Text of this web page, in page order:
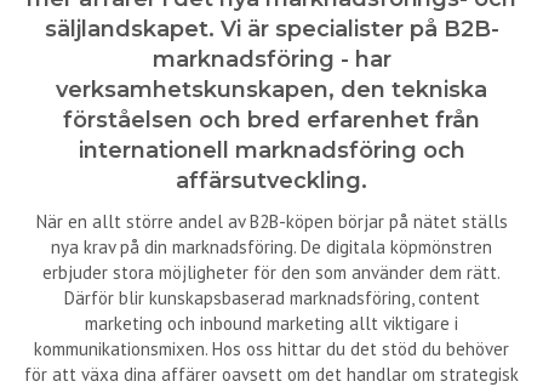
säljlandskapet. Vi är specialister på B2B-
marknadsföring - har
verksamhetskunskapen, den tekniska
förståelsen och bred erfarenhet från
internationell marknadsföring och
affärsutveckling.
När en allt större andel av B2B-köpen börjar på nätet ställs
nya krav på din marknadsföring. De digitala köpmönstren
erbjuder stora möjligheter för den som använder dem rätt.
Därför blir kunskapsbaserad marknadsföring, content
marketing och inbound marketing allt viktigare i
kommunikationsmixen. Hos oss hittar du det stöd du behöver
för att växa dina affärer oavsett om det handlar om strategisk